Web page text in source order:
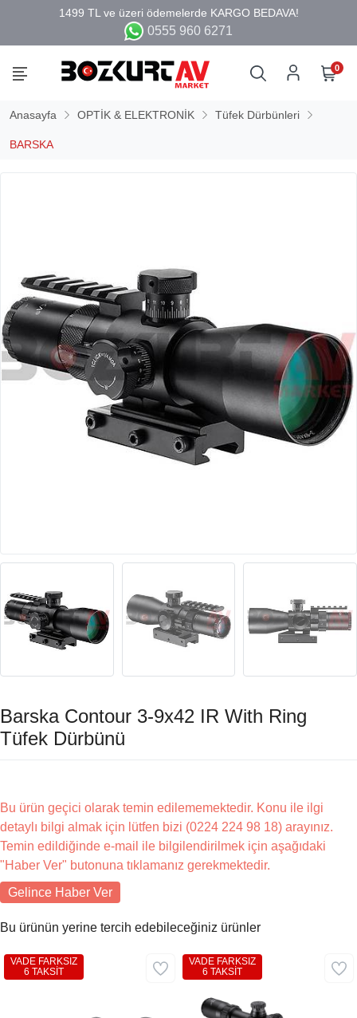
0555 960 6271
0
Anasayfa OPTİK & ELEKTRONİK Tüfek Dürbünleri
BARSKA
Barska Contour 3-9x42 IR With Ring
Tüfek Dürbünü
Bu ürün geçici olarak temin edilememektedir. Konu ile ilgi
detaylı bilgi almak için lütfen bizi (0224 224 98 18) arayınız.
Temin edildiğinde e-mail ile bilgilendirilmek için aşağıdaki
"Haber Ver" butonuna tıklamanız gerekmektedir.
Gelince Haber Ver
Bu ürünün yerine tercih edebileceğiniz ürünler
VADE FARKSIZ
6 TAKSİT
VADE FARKSIZ
6 TAKSİT